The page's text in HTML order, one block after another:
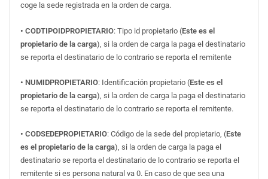
coge la sede registrada en la orden de carga.
• CODTIPOIDPROPIETARIO: Tipo id propietario (Este es el
propietario de la carga), si la orden de carga la paga el destinatario
se reporta el destinatario de lo contrario se reporta el remitente
• NUMIDPROPIETARIO: Identificación propietario (Este es el
propietario de la carga), si la orden de carga la paga el destinatario
se reporta el destinatario de lo contrario se reporta el remitente.
• CODSEDEPROPIETARIO: Código de la sede del propietario, (Este
es el propietario de la carga), si la orden de carga la paga el
destinatario se reporta el destinatario de lo contrario se reporta el
remitente si es persona natural va 0. En caso de que sea una